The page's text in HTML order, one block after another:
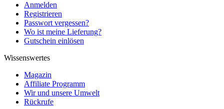
Anmelden
Registrieren
Passwort vergessen?
Wo ist meine Lieferung?
Gutschein einlösen
Wissenswertes
Magazin
Affiliate Programm
Wir und unsere Umwelt
Rückrufe